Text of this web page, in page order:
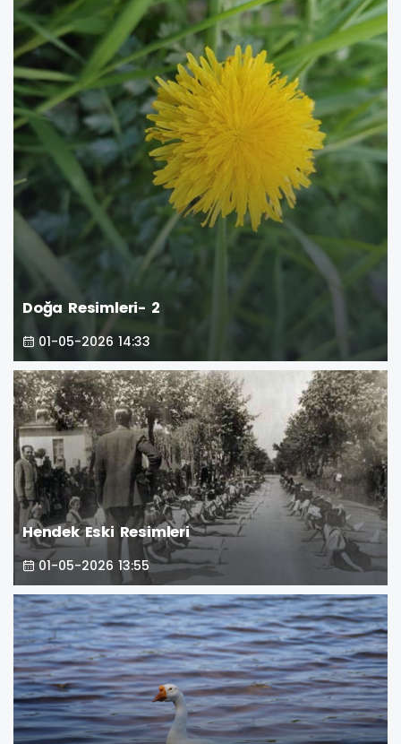
Doğa Resimleri- 2
01-05-2026 14:33
Hendek Eski Resimleri
01-05-2026 13:55